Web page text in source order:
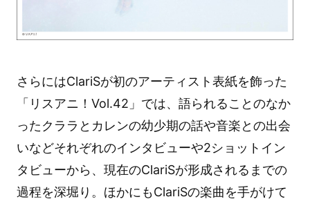
さらにはClariSが初のアーティスト表紙を飾った
「リスアニ！Vol.42」では、語られることのなか
ったクララとカレンの幼少期の話や音楽との出会
いなどそれぞれのインタビューや2ショットイン
タビューから、現在のClariSが形成されるまでの
過程を深堀り。ほかにもClariSの楽曲を手がけて